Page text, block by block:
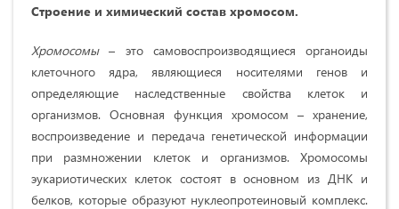
Строение и химический состав хромосом.
Хромосомы– это самовоспроизводящиеся органоиды
клеточного ядра, являющиеся носителями генов и
определяющие наследственные свойства клеток и
организмов. Основная функция хромосом – хранение,
воспроизведение и передача генетической информации
при размножении клеток и организмов. Хромосомы
эукариотических клеток состоят в основном из ДНК и
белков, которые образуют нуклеопротеиновый комплекс.